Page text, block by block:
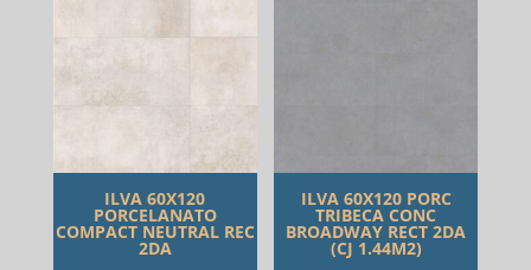
ILVA 60X120
PORCELANATO
COMPACT NEUTRAL REC
2DA
ILVA 60X120 PORC
TRIBECA CONC
BROADWAY RECT 2DA
(CJ 1.44M2)